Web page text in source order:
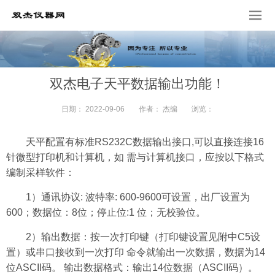
双杰电子天平数据输出功能！
日期： 2022-09-06 作者： 杰编 浏览：
天平配置有标准RS232C数据输出接口,可以直接连接16
针微型打印机和计算机，如 需与计算机接口，应按以下格式
编制采样软件：
1）通讯协议: 波特率: 600-9600可设置，出厂设置为
600；数据位：8位；停止位:1 位；无校验位。
2）输出数据：按一次打印键（打印键设置见附中C5设
置）或串口接收到一次打印 命令就输出一次数据，数据为14
位ASCII码。 输出数据格式：输出14位数据（ASCII码）。